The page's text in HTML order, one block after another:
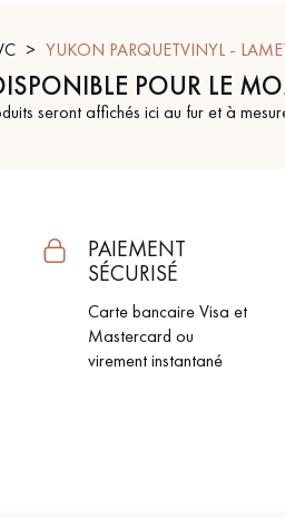
Nos experts sont à votre
YUKON PARQUETVINYL -
POUR LE
seront affichés ici au fur et à
PAIEMENT
SÉCURISÉ
Carte bancaire Visa et
Mastercard ou
virement instantané